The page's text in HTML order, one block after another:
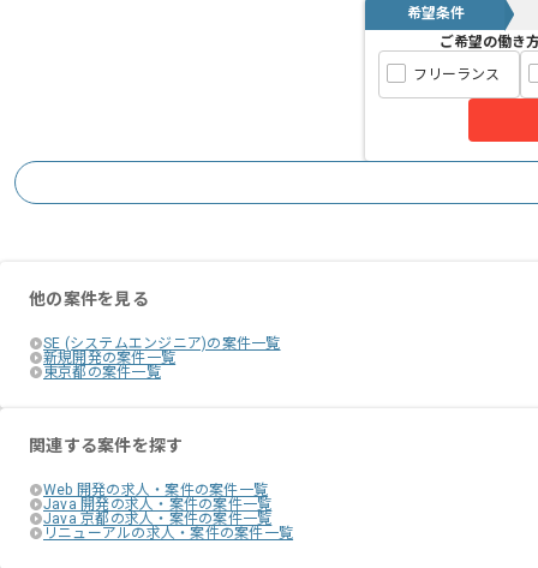
希望条件
ご希望の働き
フリーランス
他の案件を見る
SE (システムエンジニア)の案件一覧
新規開発の案件一覧
東京都の案件一覧
関連する案件を探す
Web 開発の求人・案件の案件一覧
Java 開発の求人・案件の案件一覧
Java 京都の求人・案件の案件一覧
リニューアルの求人・案件の案件一覧